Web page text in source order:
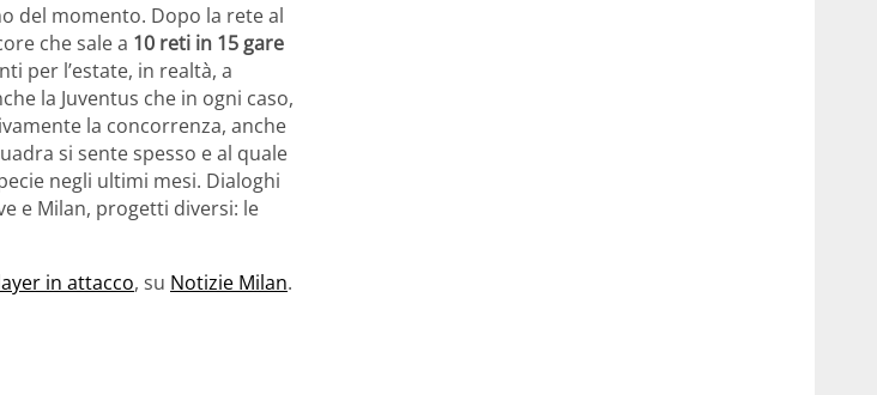
del momento. Dopo la rete al
che sale a 10 reti in 15 gare
per l’estate, in realtà, a
la Juventus che in ogni caso,
la concorrenza, anche
si sente spesso e al quale
negli ultimi mesi. Dialoghi
e Milan, progetti diversi: le
in attacco, su Notizie Milan.